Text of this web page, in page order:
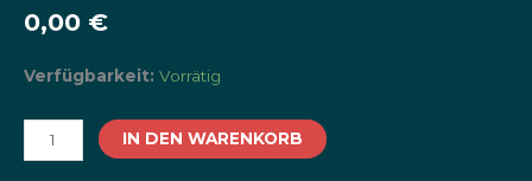
0,00 €
Verfügbarkeit: Vorrätig
Horror
Samstag
IN DEN WARENKORB